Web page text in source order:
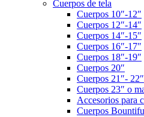
Cuerpos de tela
Cuerpos 10″-12″
Cuerpos 12″-14″
Cuerpos 14″-15″
Cuerpos 16″-17″
Cuerpos 18″-19″
Cuerpos 20″
Cuerpos 21″- 22″
Cuerpos 23″ o
Accesorios para
Cuerpos